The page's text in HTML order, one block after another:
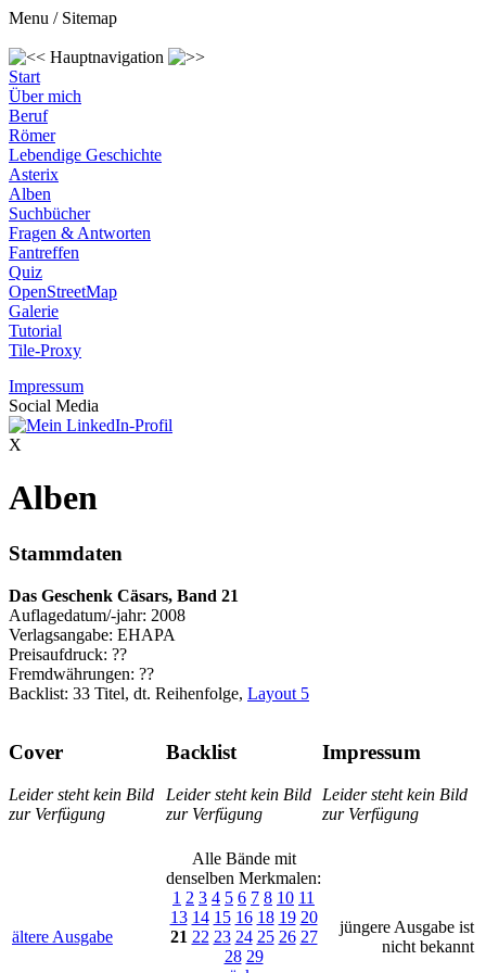
Menu / Sitemap
Hauptnavigation
Start
Über mich
Beruf
Römer
Lebendige Geschichte
Asterix
Alben
Suchbücher
Fragen & Antworten
Fantreffen
Quiz
OpenStreetMap
Galerie
Tutorial
Tile-Proxy
Impressum
Social Media
X
Alben
Stammdaten
Das Geschenk Cäsars, Band 21
Auflagedatum/-jahr: 2008
Verlagsangabe: EHAPA
Preisaufdruck: ??
Fremdwährungen: ??
Backlist: 33 Titel, dt. Reihenfolge, Layout 5
Cover
Leider steht kein Bild
zur Verfügung
Backlist
Leider steht kein Bild
zur Verfügung
Impressum
Leider steht kein Bild
zur Verfügung
ältere Ausgabe
Alle Bände mit
denselben Merkmalen:
1 2 3 4 5 6 7 8 10 11
13 14 15 16 18 19 20
21 22 23 24 25 26 27
28 29
jüngere Ausgabe ist
nicht bekannt